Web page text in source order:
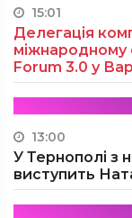
15:01
Делегація
міжнародному
Forum 3.0 у
13:00
У Тернополі з
виступить